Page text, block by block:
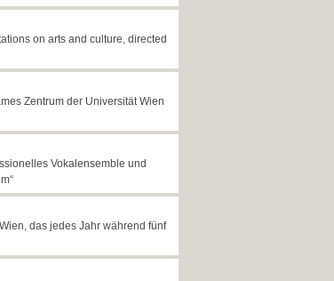
on arts and culture, directed
Zentrum der Universität Wien
Vokalensemble und
das jedes Jahr während fünf